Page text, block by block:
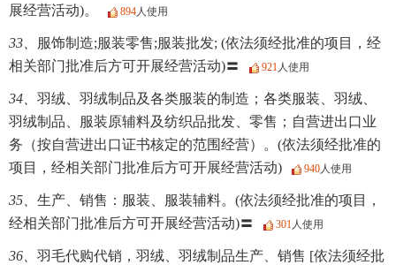
展经营活动)。
894人使用
33、
服饰制造;服装零售;服装批发; (依法须经批准的项目，经
相关部门批准后方可开展经营活动)〓
921人使用
34、 羽绒、羽绒制品及各类服装的制造；各类服装、羽绒、
羽绒制品、服装原辅料及纺织品批发、零售；自营进出口业
务（按自营进出口证书核定的范围经营）。(依法须经批准的
项目，经相关部门批准后方可开展经营活动)
940人使用
35、 生产、销售：服装、服装辅料。(依法须经批准的项目，
经相关部门批准后方可开展经营活动)〓
301人使用
36、 羽毛代购代销，羽绒、羽绒制品生产、销售 [依法须经批